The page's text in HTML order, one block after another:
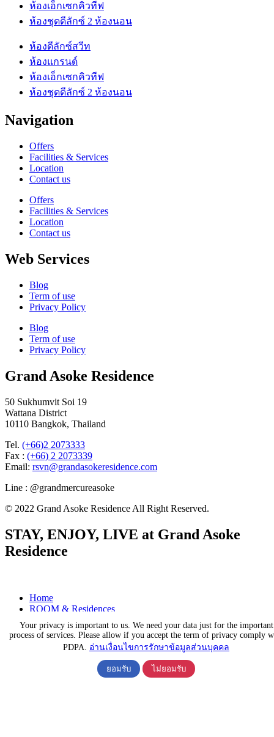
Your privacy is important to us. We need your data just for the important
process of services. Please allow if you accept the term of privacy comply
PDPA. อ่านเงื่อนไขการรักษาข้อมูลส่วนบุคคล
ยอมรับ ไม่ยอมรับ
ห้องเอ็กเซกคิวทีฟ
ห้องชุดดีลักซ์ 2 ห้องนอน
ห้องดีลักซ์สวีท
ห้องแกรนด์
ห้องเอ็กเซกคิวทีฟ
ห้องชุดดีลักซ์ 2 ห้องนอน
Navigation
Offers
Facilities & Services
Location
Contact us
Offers
Facilities & Services
Location
Contact us
Web Services
Blog
Term of use
Privacy Policy
Blog
Term of use
Privacy Policy
Grand Asoke Residence
50 Sukhumvit Soi 19
Wattana District
10110 Bangkok, Thailand
Tel. (+66)2 2073333
Fax : (+66) 2 2073339
Email: rsvn@grandasokeresidence.com
Line : @grandmercureasoke
© 2022 Grand Asoke Residence All Right Reserved.
STAY, ENJOY, LIVE at Grand Asoke
Residence
Home
ROOM & Residences
DELUX SUITE
EXECUTIVE SUITE
GRAND SUITE
Facilities & Services